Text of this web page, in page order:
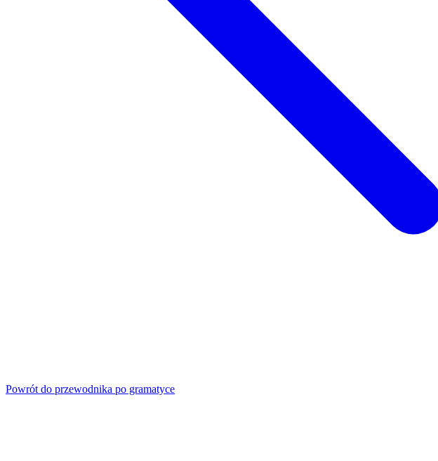
Powrót do przewodnika po gramatyce